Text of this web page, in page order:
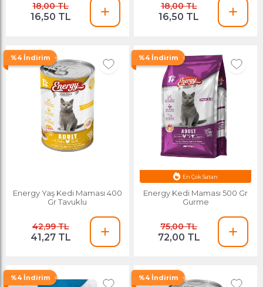
18,00 TL
16,50 TL
18,00 TL
16,50 TL
%4 İndirim
Energy Yaş Kedi Maması 400
Gr Tavuklu
42,99 TL
41,27 TL
%4 İndirim
En Çok Satan
Energy Kedi Maması 500 Gr
Gurme
75,00 TL
72,00 TL
%4 İndirim %4 İndirim